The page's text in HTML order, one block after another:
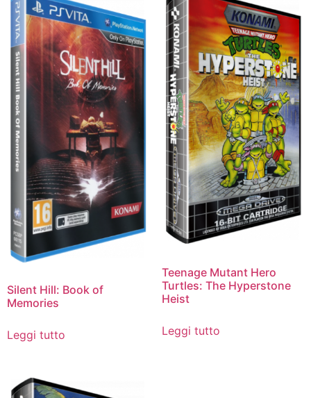
Silent Hill: Book of
Memories
Leggi tutto
Teenage Mutant Hero
Turtles: The Hyperstone
Heist
Leggi tutto